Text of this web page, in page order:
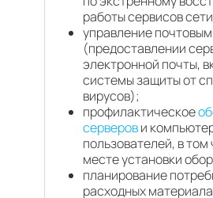
работы сервисов
управление
(предоставлении
электронной почты,
системы защиты от
вирусов);
профилактическое
серверови
пользователей, в том
месте установки
планирование
расходных